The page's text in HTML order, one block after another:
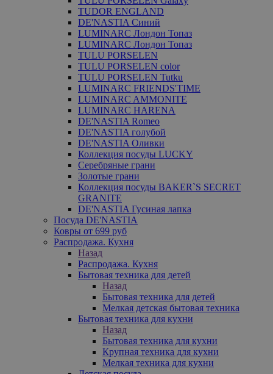
TUDOR ENGLAND
DE'NASTIA Синий
LUMINARC Лондон Топаз
LUMINARC Лондон Топаз
TULU PORSELEN
TULU PORSELEN color
TULU PORSELEN Tutku
LUMINARC FRIENDS'TIME
LUMINARC AMMONITE
LUMINARC HARENA
DE'NASTIA Romeo
DE'NASTIA голубой
DE'NASTIA Оливки
Коллекция посуды LUCKY
Серебряные грани
Золотые грани
Коллекция посуды BAKER`S SECRET
GRANITE
DE'NASTIA Гусиная лапка
Посуда DE'NASTIA
Ковры от 699 руб
Распродажа. Кухня
Назад
Распродажа. Кухня
Бытовая техника для детей
Назад
Бытовая техника для детей
Мелкая детская бытовая техника
Бытовая техника для кухни
Назад
Бытовая техника для кухни
Крупная техника для кухни
Мелкая техника для кухни